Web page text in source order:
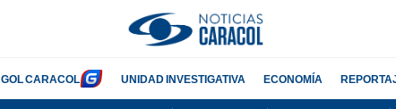
GOL CARACOL UNIDAD INVESTIGATIVA ECONOMÍA